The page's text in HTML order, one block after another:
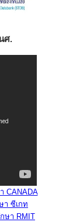
ศ.
CANADA
า ซีเกท
ษา RMIT